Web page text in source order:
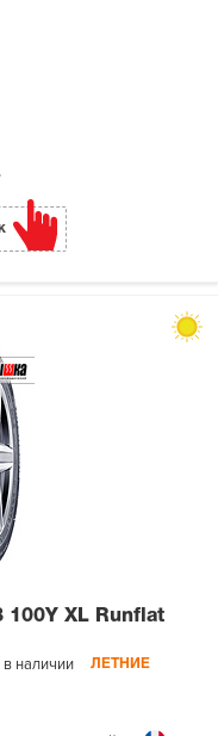
100Y XL Runflat
в наличии ЛЕТНИЕ